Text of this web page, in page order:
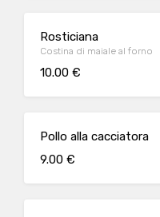
Rosticiana
Costina di maiale al forno
10.00 €
Pollo alla cacciatora
9.00 €